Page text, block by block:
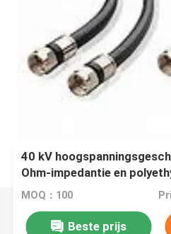
40 kV
Ohm-impedantie en
MOQ：100
Beste prijs